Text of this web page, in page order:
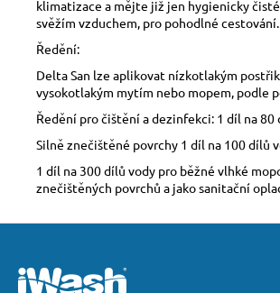
klimatizace a mějte již jen hygienicky
svěžím vzduchem, pro pohodlné cestování.
Ředění:
Delta San lze aplikovat nízkotlakým
vysokotlakým mytím nebo mopem, podle
Ředění pro čištění a dezinfekci: 1 díl na 80
Silně znečištěné povrchy 1 díl na 100 dílů
1 díl na 300 dílů vody pro běžné vlhké
znečištěných povrchů a jako sanitační